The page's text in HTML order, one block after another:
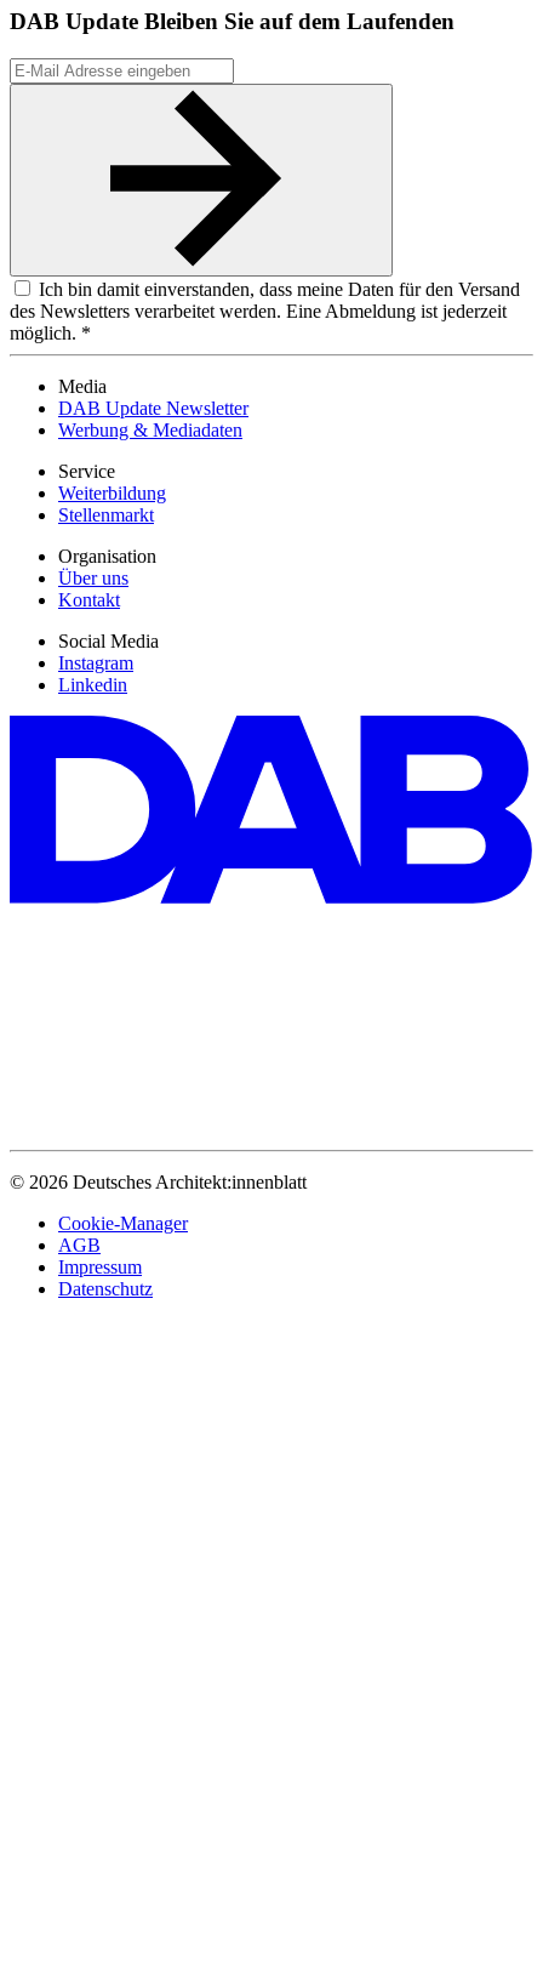
DAB Update Bleiben Sie auf dem Laufenden
Ich bin damit einverstanden, dass meine Daten für den Versand
des Newsletters verarbeitet werden. Eine Abmeldung ist jederzeit
möglich. *
Media
DAB Update Newsletter
Werbung & Mediadaten
Service
Weiterbildung
Stellenmarkt
Organisation
Über uns
Kontakt
Social Media
Instagram
Linkedin
© 2026 Deutsches Architekt:innenblatt
Cookie-Manager
AGB
Impressum
Datenschutz